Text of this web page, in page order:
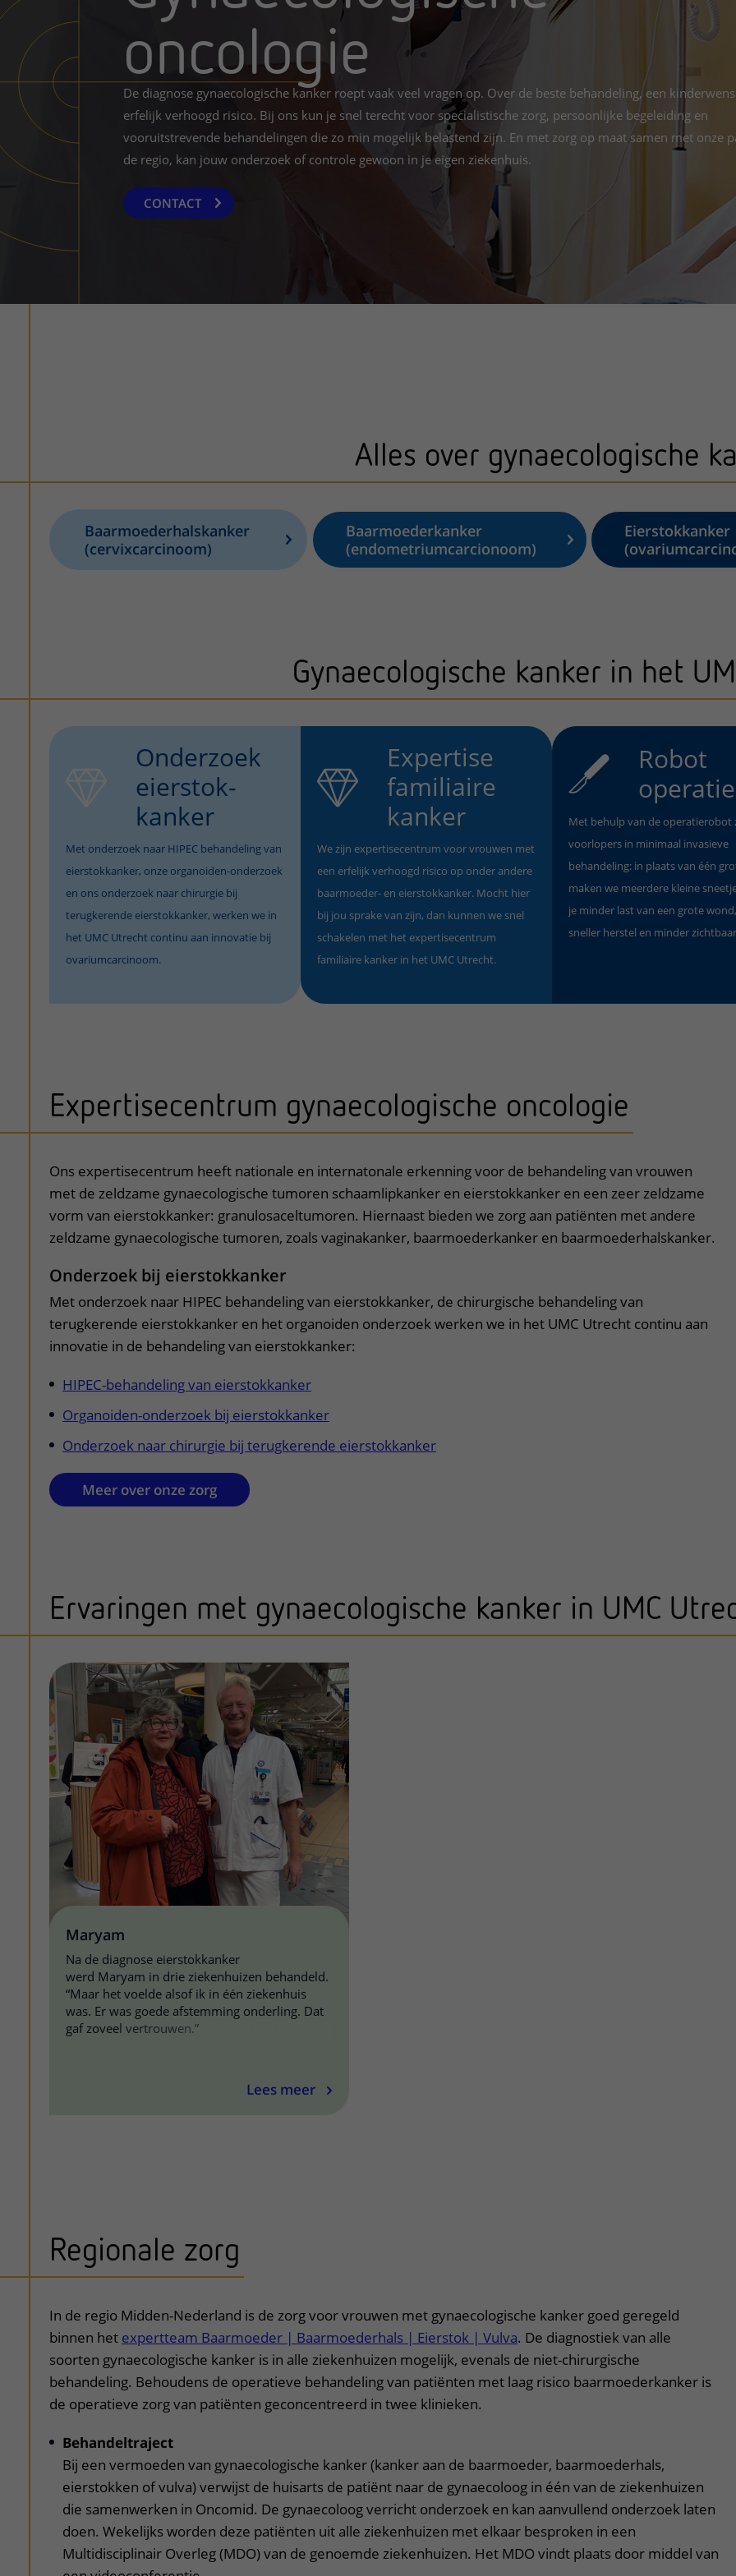
Het Wilhelmina
Kinderziekenhuis
Wijzigen patiëntgegevens
Contact met verpleegafdeling
oncologie
De diagnose gynaecologische kanker roept vaak veel vragen op. Over de beste behandeling, een
erfelijk verhoogd risico. Bij ons kun je snel terecht voor specialistische zorg, persoonlijke begeleiding en
vooruitstrevende behandelingen die zo min mogelijk belastend zijn. En met zorg op maat samen met onze
de regio, kan jouw onderzoek of controle gewoon in je eigen ziekenhuis.
CONTACT
Alles over gynaecologische
Baarmoederhalskanker
(cervixcarcinoom)
Baarmoederkanker
(endometriumcarcionoom)
Eierstokkanker
Gynaecologische kanker in het
Onderzoek
eierstok-
kanker
Met onderzoek naar HIPEC behandeling van
eierstokkanker, onze organoiden-onderzoek
en ons onderzoek naar chirurgie bij
terugkerende eierstokkanker, werken we in
het UMC Utrecht continu aan innovatie bij
ovariumcarcinoom.
Expertise
familiaire
kanker
We zijn expertisecentrum voor vrouwen met
een erfelijk verhoogd risico op onder andere
baarmoeder- en eierstokkanker. Mocht hier
bij jou sprake van zijn, dan kunnen we snel
schakelen met het expertisecentrum
familiaire kanker in het UMC Utrecht.
Robot
Met behulp van de operatierobot
voorlopers in minimaal invasieve
behandeling: in plaats van één
maken we meerdere kleine
je minder last van een grote
sneller herstel en minder
Expertisecentrum gynaecologische oncologie
uitklapper, klik om te openen
Ons expertisecentrum heeft nationale en internatonale erkenning voor de behandeling van vrouwen
met de zeldzame gynaecologische tumoren schaamlipkanker en eierstokkanker en een zeer zeldzame
vorm van eierstokkanker: granulosaceltumoren. Hiernaast bieden we zorg aan patiënten met andere
zeldzame gynaecologische tumoren, zoals vaginakanker, baarmoederkanker en baarmoederhalskanker.
Onderzoek bij eierstokkanker
Met onderzoek naar HIPEC behandeling van eierstokkanker, de chirurgische behandeling van
terugkerende eierstokkanker en het organoiden onderzoek werken we in het UMC Utrecht continu aan
innovatie in de behandeling van eierstokkanker:
HIPEC-behandeling van eierstokkanker
Organoiden-onderzoek bij eierstokkanker
Onderzoek naar chirurgie bij terugkerende eierstokkanker
Meer over onze zorg
Ervaringen met gynaecologische kanker in UMC
Maryam
Na de diagnose eierstokkanker
werd Maryam in drie ziekenhuizen behandeld.
“Maar het voelde alsof ik in één ziekenhuis
was. Er was goede afstemming onderling. Dat
gaf zoveel vertrouwen.”
Lees meer
Regionale zorg
uitklapper, klik om te openen
In de regio Midden-Nederland is de zorg voor vrouwen met gynaecologische kanker goed geregeld
binnen het expertteam Baarmoeder | Baarmoederhals | Eierstok | Vulva. De diagnostiek van alle
soorten gynaecologische kanker is in alle ziekenhuizen mogelijk, evenals de niet-chirurgische
behandeling. Behoudens de operatieve behandeling van patiënten met laag risico baarmoederkanker is
de operatieve zorg van patiënten geconcentreerd in twee klinieken.
Behandeltraject
Bij een vermoeden van gynaecologische kanker (kanker aan de baarmoeder, baarmoederhals,
eierstokken of vulva) verwijst de huisarts de patiënt naar de gynaecoloog in één van de ziekenhuizen
die samenwerken in Oncomid. De gynaecoloog verricht onderzoek en kan aanvullend onderzoek laten
doen. Wekelijks worden deze patiënten uit alle ziekenhuizen met elkaar besproken in een
Multidisciplinair Overleg (MDO) van de genoemde ziekenhuizen. Het MDO vindt plaats door middel van